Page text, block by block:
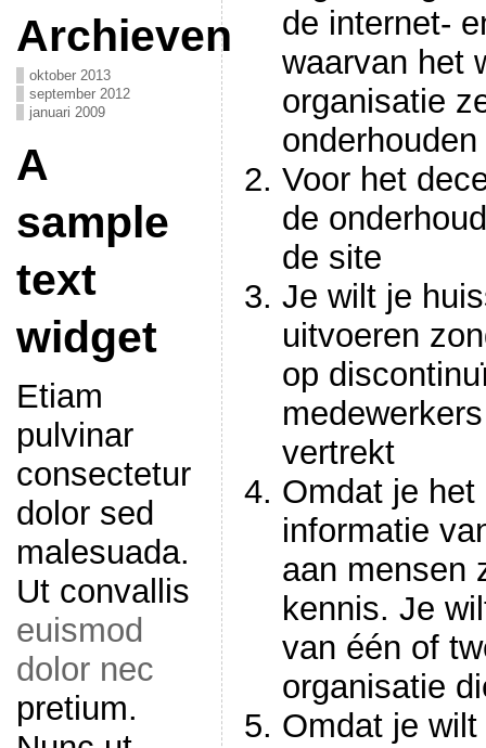
Archieven
oktober 2013
september 2012
januari 2009
A
sample
text
widget
Etiam
pulvinar
consectetur
dolor sed
malesuada.
Ut convallis
euismod
dolor nec
pretium.
de internet-
waarvan het
organisatie
onderhouden
Voor het
de
de site
Je wilt je
uitvoeren
op
vertrekt
Omdat je
informatie
aan mensen
kennis. Je
van één of
organisatie
Omdat je